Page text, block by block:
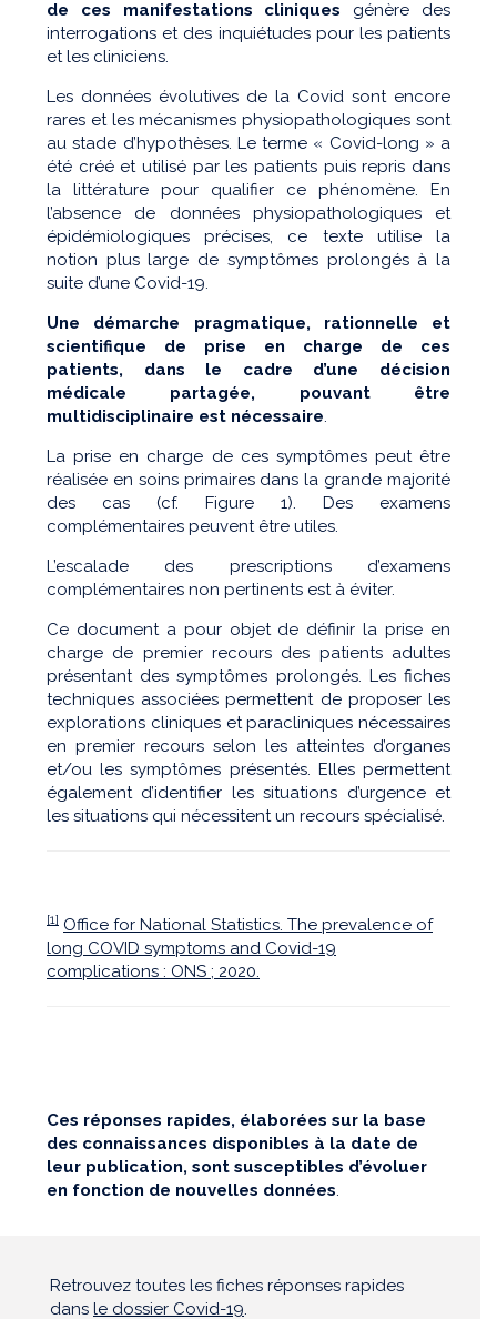
de ces manifestations cliniques génère des
interrogations et des inquiétudes pour les patients
et les cliniciens.
Les données évolutives de la Covid sont encore
rares et les mécanismes physiopathologiques sont
au stade d’hypothèses. Le terme « Covid-long » a
été créé et utilisé par les patients puis repris dans
la littérature pour qualifier ce phénomène. En
l’absence de données physiopathologiques et
épidémiologiques précises, ce texte utilise la
notion plus large de symptômes prolongés à la
suite d’une Covid-19.
Une démarche pragmatique, rationnelle et
scientifique de prise en charge de ces
patients, dans le cadre d’une décision
médicale partagée, pouvant être
multidisciplinaire est nécessaire.
La prise en charge de ces symptômes peut être
réalisée en soins primaires dans la grande majorité
des cas (cf. Figure 1). Des examens
complémentaires peuvent être utiles.
L’escalade des prescriptions d’examens
complémentaires non pertinents est à éviter.
Ce document a pour objet de définir la prise en
charge de premier recours des patients adultes
présentant des symptômes prolongés. Les fiches
techniques associées permettent de proposer les
explorations cliniques et paracliniques nécessaires
en premier recours selon les atteintes d’organes
et/ou les symptômes présentés. Elles permettent
également d’identifier les situations d’urgence et
les situations qui nécessitent un recours spécialisé.
[1] Office for National Statistics. The prevalence of
long COVID symptoms and Covid-19
complications : ONS ; 2020.
Ces réponses rapides, élaborées sur la base
des connaissances disponibles à la date de
leur publication, sont susceptibles d’évoluer
en fonction de nouvelles données.
Retrouvez toutes les fiches réponses rapides
dans le dossier Covid-19.